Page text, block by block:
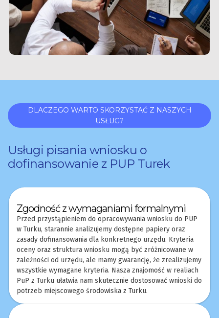
DLACZEGO WARTO SKORZYSTAĆ Z NASZYCH
USŁUG?
Usługi pisania wniosku o
dofinansowanie z PUP Turek
Zgodność z wymaganiami formalnymi
Przed przystąpieniem do opracowywania wniosku do PUP
w Turku, starannie analizujemy dostępne papiery oraz
zasady dofinansowania dla konkretnego urzędu. Kryteria
oceny oraz struktura wniosku mogą być zróżnicowane w
zależności od urzędu, ale mamy gwarancję, że zrealizujemy
wszystkie wymagane kryteria. Nasza znajomość w realiach
PuP z Turku ułatwia nam skutecznie dostosować wnioski do
potrzeb miejscowego środowiska z Turku.